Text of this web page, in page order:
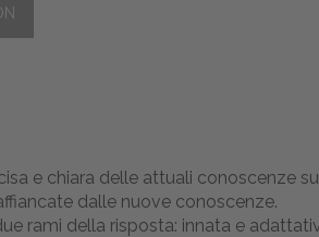
e chiara delle attuali conoscenze
dalle nuove conoscenze.
rami della risposta: innata e